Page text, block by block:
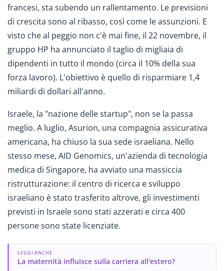
francesi, sta subendo un rallentamento. Le previsioni
di crescita sono al ribasso, così come le assunzioni. E
visto che al peggio non c'è mai fine, il 22 novembre, il
gruppo HP ha annunciato il taglio di migliaia di
dipendenti in tutto il mondo (circa il 10% della sua
forza lavoro). L'obiettivo è quello di risparmiare 1,4
miliardi di dollari all'anno.
Israele, la "nazione delle startup", non se la passa
meglio. A luglio, Asurion, una compagnia assicurativa
americana, ha chiuso la sua sede israeliana. Nello
stesso mese, AID Genomics, un'azienda di tecnologia
medica di Singapore, ha avviato una massiccia
ristrutturazione: il centro di ricerca e sviluppo
israeliano è stato trasferito altrove, gli investimenti
previsti in Israele sono stati azzerati e circa 400
persone sono state licenziate.
LEGGI ANCHE
La maternità influisce sulla carriera all'estero?